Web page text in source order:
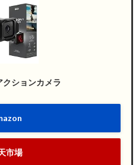
クションカメラ
市場